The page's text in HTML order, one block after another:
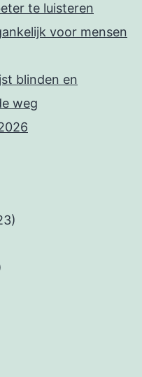
te luisteren
voor mensen
blinden en
weg